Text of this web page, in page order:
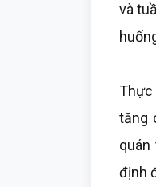
và
Thực
tăng
định